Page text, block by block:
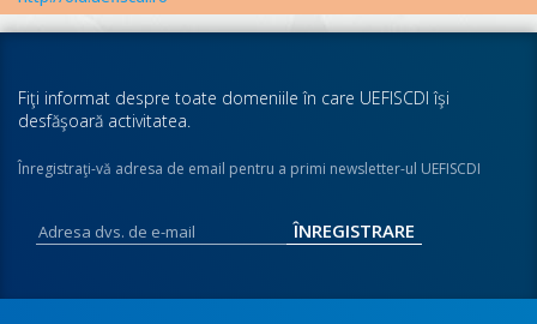
Fiţi informat despre toate domeniile în care UEFISCDI îşi
desfăşoară activitatea.
Înregistraţi-vă adresa de email pentru a primi newsletter-ul UEFISCDI